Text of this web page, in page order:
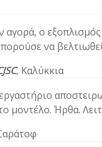
αγορά, ο
να
, Καλύκκια
μοντέλο. Ήρθα.